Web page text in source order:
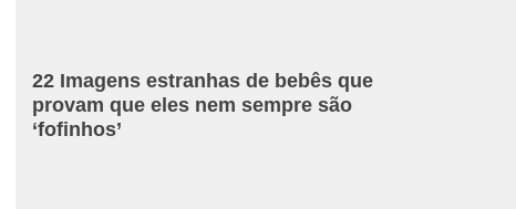
22 Imagens estranhas de bebês que
provam que eles nem sempre são
‘fofinhos’